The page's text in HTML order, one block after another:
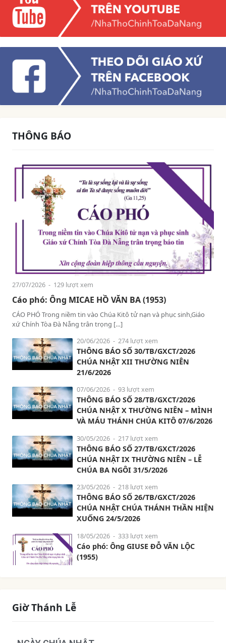
THÔNG BÁO
27/07/2026 - 129 lượt xem
Cáo phó: Ông MICAE HỒ VĂN BA (1953)
CÁO PHÓ Trong niềm tin vào Chúa Kitô tử nạn và phục sinh,Giáo
xứ Chính Tòa Đà Nẵng trân trọng […]
20/06/2026 - 274 lượt xem
THÔNG BÁO SỐ 30/TB/GXCT/2026
CHÚA NHẬT XII THƯỜNG NIÊN
21/6/2026
07/06/2026 - 93 lượt xem
THÔNG BÁO SỐ 28/TB/GXCT/2026
CHÚA NHẬT X THƯỜNG NIÊN – MÌNH
VÀ MÁU THÁNH CHÚA KITÔ 07/6/2026
30/05/2026 - 217 lượt xem
THÔNG BÁO SỐ 27/TB/GXCT/2026
CHÚA NHẬT IX THƯỜNG NIÊN – LỄ
CHÚA BA NGÔI 31/5/2026
23/05/2026 - 218 lượt xem
THÔNG BÁO SỐ 26/TB/GXCT/2026
CHÚA NHẬT CHÚA THÁNH THẦN HIỆN
XUỐNG 24/5/2026
18/05/2026 - 333 lượt xem
Cáo phó: Ông GIUSE ĐỖ VĂN LỘC
(1955)
Giờ Thánh Lễ